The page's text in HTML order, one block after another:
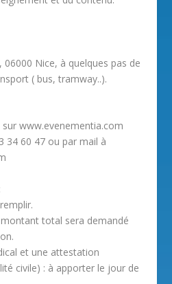
06000 Nice, à quelques pas de
( bus, tramway..).
www.evenementia.com
34 60 47 ou par mail à
total sera demandé
et une attestation
civile) : à apporter le jour de